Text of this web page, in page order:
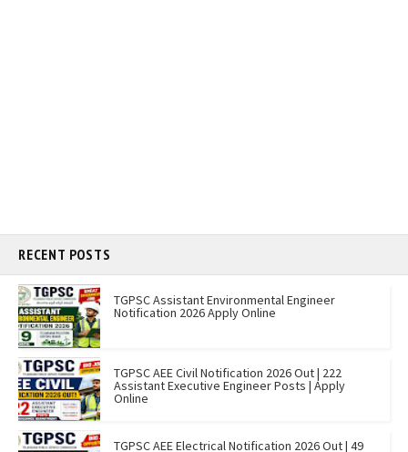
RECENT POSTS
TGPSC Assistant Environmental Engineer
Notification 2026 Apply Online
TGPSC AEE Civil Notification 2026 Out | 222
Assistant Executive Engineer Posts | Apply
Online
TGPSC AEE Electrical Notification 2026 Out | 49